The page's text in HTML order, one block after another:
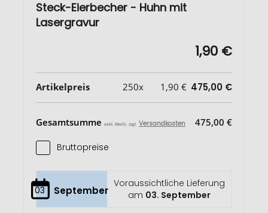
Steck-Eierbecher - Huhn mit
Lasergravur
1,90 €
Artikelpreis 250x 1,90 € 475,00 €
Gesamtsumme exkl. MwSt. zzgl. Versandkosten 475,00 €
Bruttopreise
03 September
Voraussichtliche Lieferung
am 03. September